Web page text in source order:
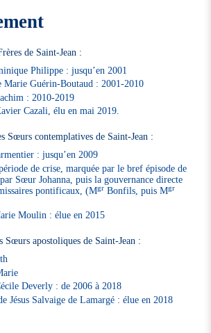
de Saint-Jean :
Philippe : jusqu’en 2001
Marie Guérin-Boutaud : 2001-2010
: 2010-2019
Cazali, élu en mai 2019.
Sœurs contemplatives de Saint-Jean :
: jusqu’en 2009
de crise, marquée par le bref épisode de
Sœur Johanna, puis la gouvernance directe
pontificaux, (Mgr Bonfils, puis Mgr
Moulin : élue en 2015
Sœurs apostoliques de Saint-Jean :
Deverly : de 2006 à 2018
Jésus Salvaige de Lamargé : élue en 2018